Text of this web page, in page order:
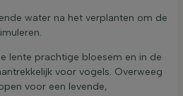
water na het verplanten om de
lente prachtige bloesem en in de
voor vogels. Overweeg
voor een levende,